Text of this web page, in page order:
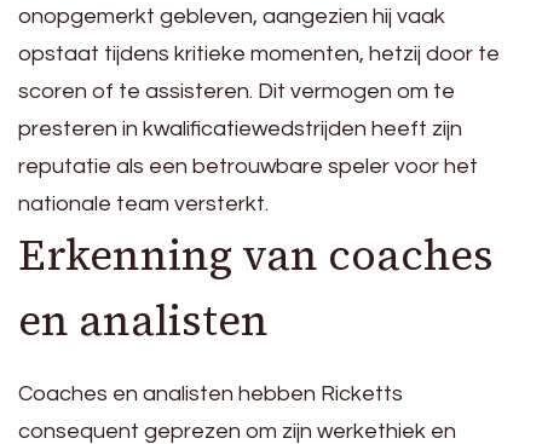
onopgemerkt gebleven, aangezien hij vaak
opstaat tijdens kritieke momenten, hetzij door te
scoren of te assisteren. Dit vermogen om te
presteren in kwalificatiewedstrijden heeft zijn
reputatie als een betrouwbare speler voor het
nationale team versterkt.
Erkenning van coaches
en analisten
Coaches en analisten hebben Ricketts
consequent geprezen om zijn werkethiek en